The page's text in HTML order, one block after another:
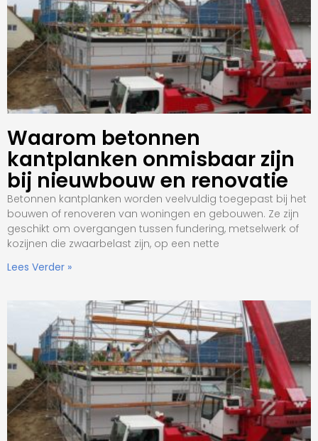
Waarom betonnen
kantplanken onmisbaar zijn
bij nieuwbouw en renovatie
Betonnen kantplanken worden veelvuldig toegepast bij het
bouwen of renoveren van woningen en gebouwen. Ze zijn
geschikt om overgangen tussen fundering, metselwerk of
kozijnen die zwaarbelast zijn, op een nette
Lees Verder »